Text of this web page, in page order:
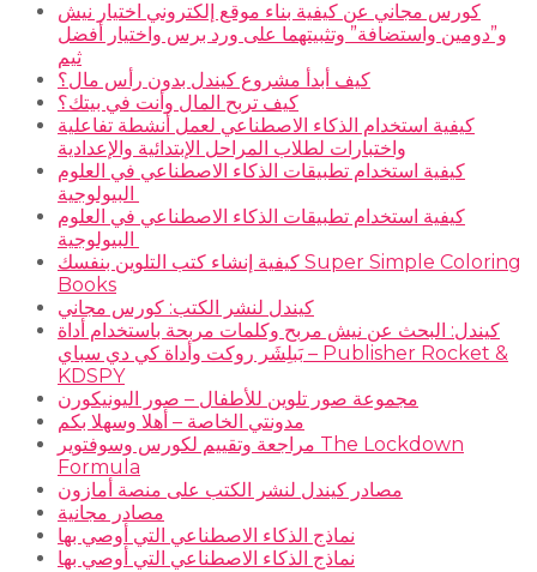
كورس مجاني عن كيفية بناء موقع إلكتروني اختيار نيش
و”دومين واستضافة” وتثبيتهما على ورد برس واختيار أفضل
ثيم
كيف أبدأ مشروع كيندل بدون رأس مال؟
كيف تربح المال وأنت في بيتك؟
كيفية استخدام الذكاء الاصطناعي لعمل أنشطة تفاعلية
واختبارات لطلاب المراحل الإبتدائية والإعدادية
كيفية استخدام تطبيقات الذكاء الاصطناعي في العلوم
كيفية استخدام تطبيقات الذكاء الاصطناعي في العلوم
كيفية إنشاء كتب التلوين بنفسك Super Simple Coloring
Books
كيندل لنشر الكتب: كورس مجاني
كيندل: البحث عن نيش مربح وكلمات مربحة باستخدام أداة
بَبلِشَر روكت وأداة كي دي سباي – Publisher Rocket &
KDSPY
مجموعة صور تلوين للأطفال – صور اليونيكورن
مدونتي الخاصة – أهلا وسهلا بكم
مراجعة وتقييم لكورس وسوفتوير The Lockdown
Formula
مصادر كيندل لنشر الكتب على منصة أمازون
مصادر مجانية
نماذج الذكاء الاصطناعي التي أوصي بها
نماذج الذكاء الاصطناعي التي أوصي بها